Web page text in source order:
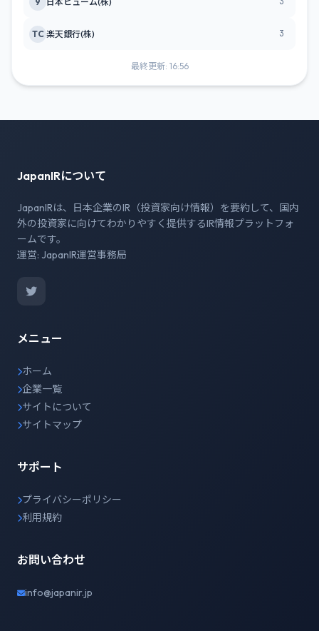
TC 楽天銀行(株) 3
最終更新: 16:56
JapanIRについて
JapanIRは、日本企業のIR（投資家向け情報）を要約して、国内
外の投資家に向けてわかりやすく提供するIR情報プラットフォ
ームです。
運営: JapanIR運営事務局
メニュー
ホーム
企業一覧
サイトについて
サイトマップ
サポート
プライバシーポリシー
利用規約
お問い合わせ
info@japanir.jp